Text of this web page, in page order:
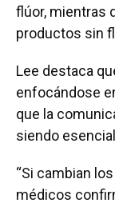
flúor, mientras
productos sin
Lee destaca
enfocándose
que la
siendo
“Si cambian
médicos